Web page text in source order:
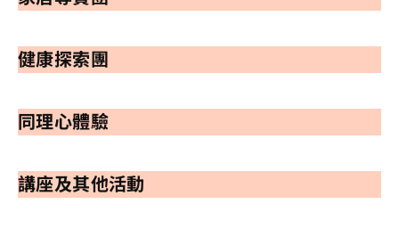
健康探索團
同理心體驗
講座及其他活動